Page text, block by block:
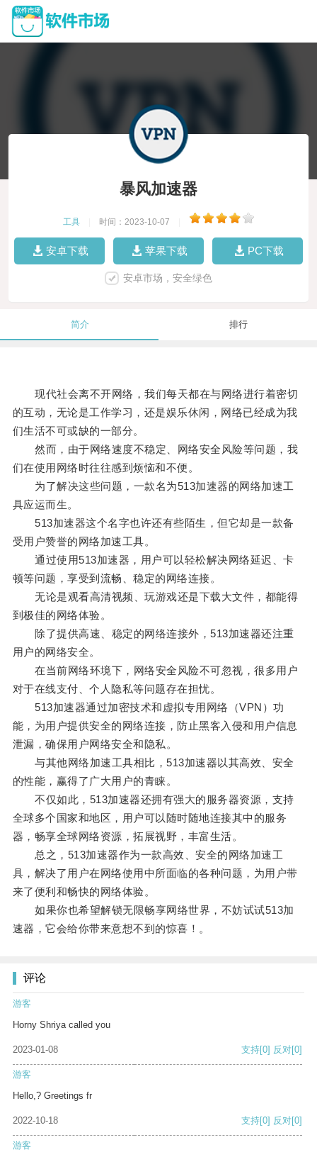
暴风加速器
工具 时间：2023-10-07
安卓下载 苹果下载 PC下载
安卓市场，安全绿色
简介 排行
现代社会离不开网络，我们每天都在与网络进行着密切
的互动，无论是工作学习，还是娱乐休闲，网络已经成为我
们生活不可或缺的一部分。
然而，由于网络速度不稳定、网络安全风险等问题，我
们在使用网络时往往感到烦恼和不便。
为了解决这些问题，一款名为513加速器的网络加速工
具应运而生。
513加速器这个名字也许还有些陌生，但它却是一款备
受用户赞誉的网络加速工具。
通过使用513加速器，用户可以轻松解决网络延迟、卡
顿等问题，享受到流畅、稳定的网络连接。
无论是观看高清视频、玩游戏还是下载大文件，都能得
到极佳的网络体验。
除了提供高速、稳定的网络连接外，513加速器还注重
用户的网络安全。
在当前网络环境下，网络安全风险不可忽视，很多用户
对于在线支付、个人隐私等问题存在担忧。
513加速器通过加密技术和虚拟专用网络（VPN）功
能，为用户提供安全的网络连接，防止黑客入侵和用户信息
泄漏，确保用户网络安全和隐私。
与其他网络加速工具相比，513加速器以其高效、安全
的性能，赢得了广大用户的青睐。
不仅如此，513加速器还拥有强大的服务器资源，支持
全球多个国家和地区，用户可以随时随地连接其中的服务
器，畅享全球网络资源，拓展视野，丰富生活。
总之，513加速器作为一款高效、安全的网络加速工
具，解决了用户在网络使用中所面临的各种问题，为用户带
来了便利和畅快的网络体验。
如果你也希望解锁无限畅享网络世界，不妨试试513加
速器，它会给你带来意想不到的惊喜！。
评论
游客
Horny Shriya called you
2023-01-08 支持[0] 反对[0]
游客
Hello,? Greetings fr
2022-10-18 支持[0] 反对[0]
游客